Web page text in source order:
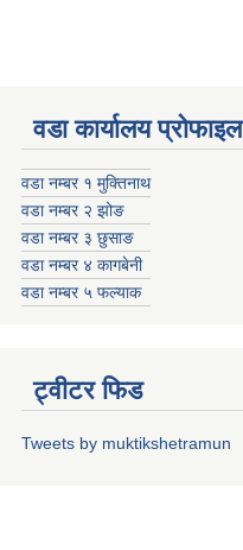
वडा कार्यालय प्रोफाइल
वडा नम्बर १ मुक्तिनाथ
वडा नम्बर २ झोङ
वडा नम्बर ३ छुसाङ
वडा नम्बर ४ कागबेनी
वडा नम्बर ५ फल्याक
ट्वीटर फिड
Tweets by muktikshetramun